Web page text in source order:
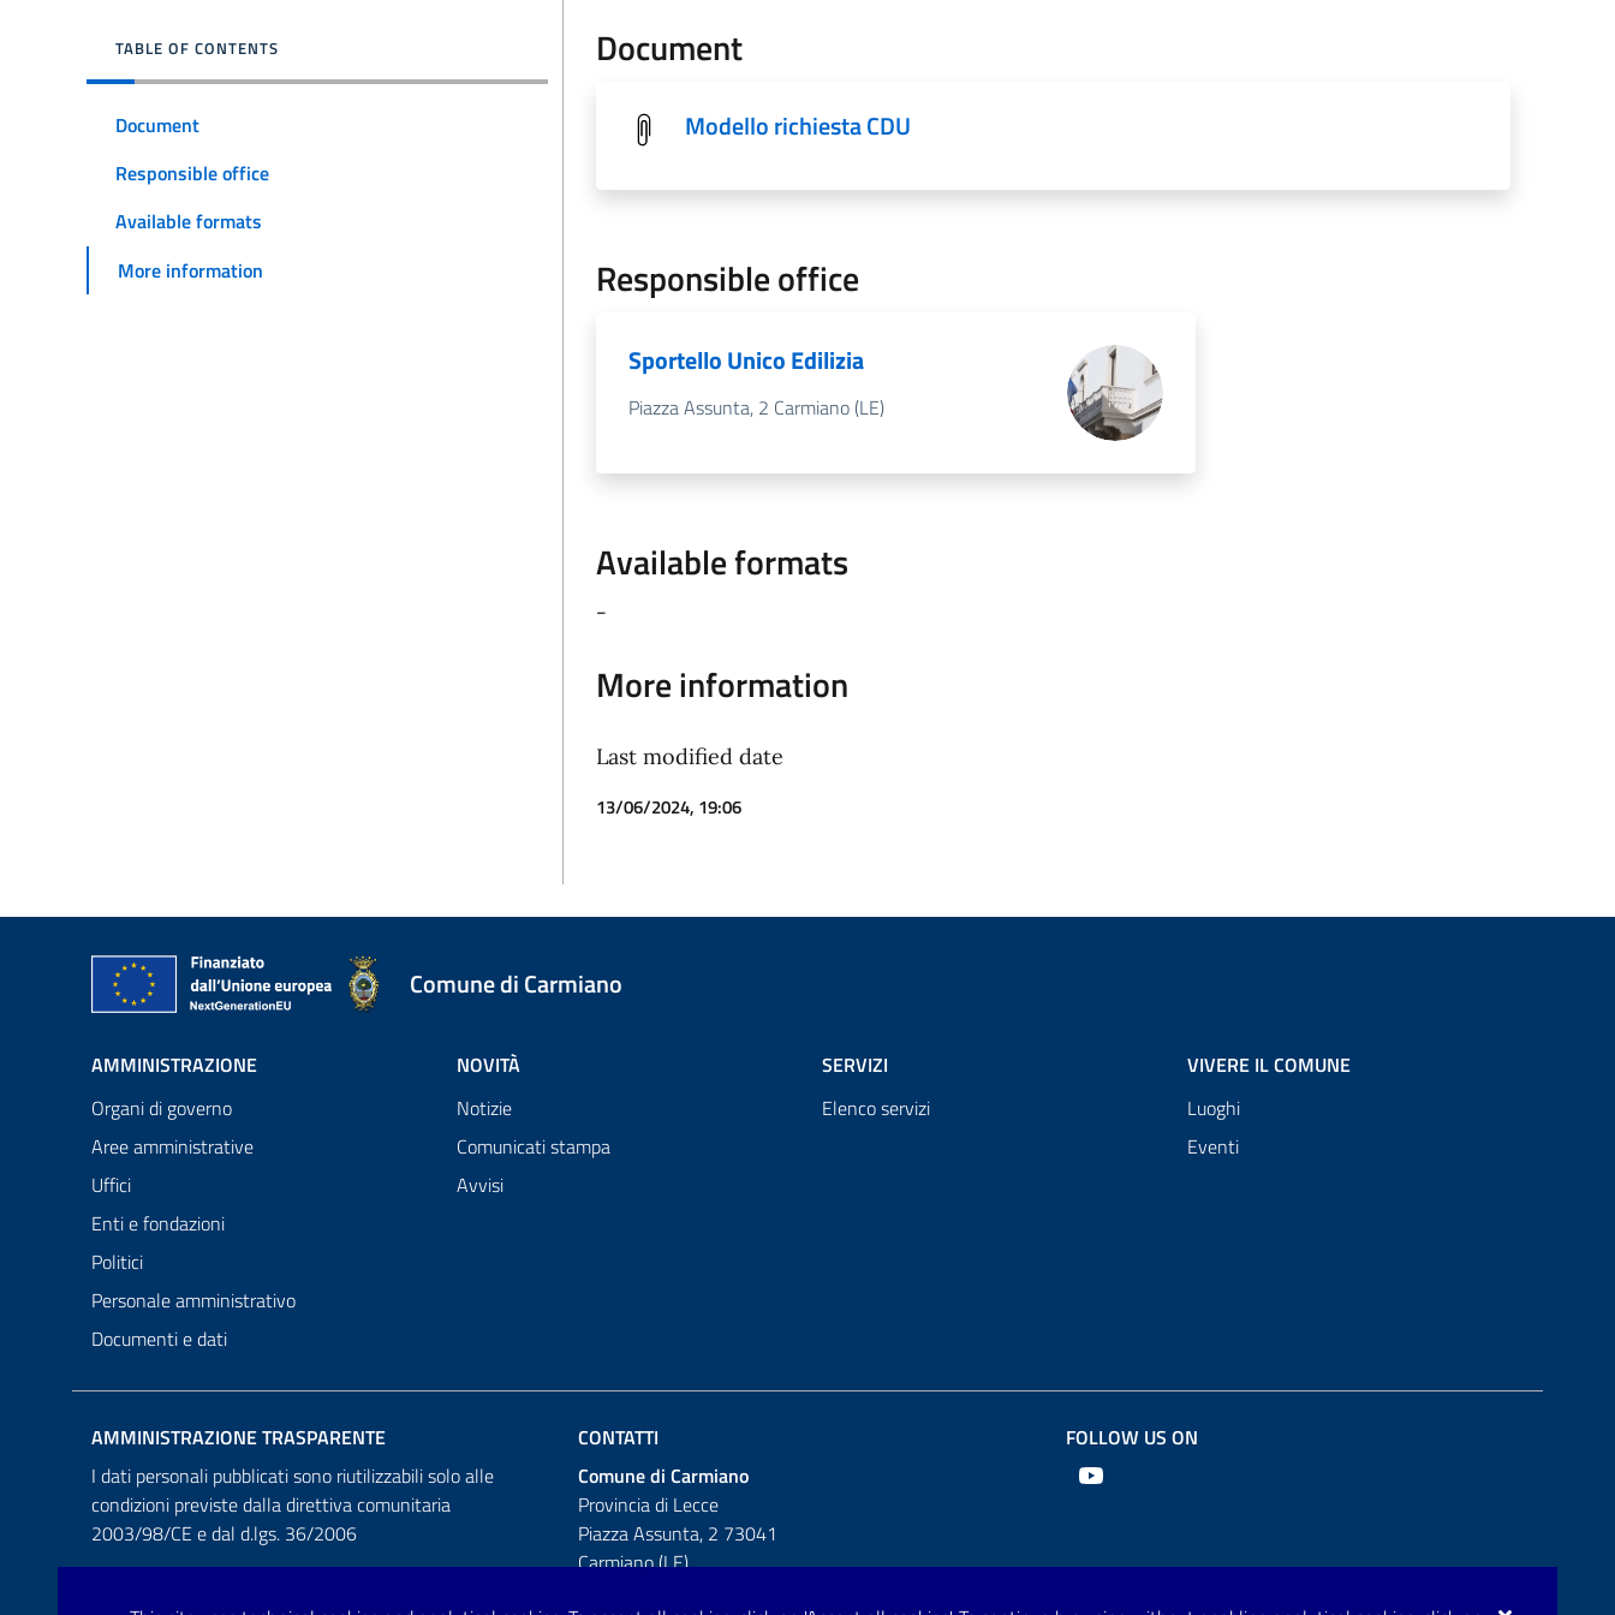
TABLE OF CONTENTS
Document
Responsible office
Available formats
More information
Document
Modello richiesta CDU
Responsible office
Sportello Unico Edilizia
Piazza Assunta, 2 Carmiano (LE)
Available formats
-
More information
Last modified date
13/06/2024, 19:06
Comune di Carmiano
AMMINISTRAZIONE
Organi di governo
Aree amministrative
Uffici
Enti e fondazioni
Politici
Personale amministrativo
Documenti e dati
NOVITÀ
Notizie
Comunicati stampa
Avvisi
SERVIZI
Elenco servizi
VIVERE IL COMUNE
Luoghi
Eventi
AMMINISTRAZIONE TRASPARENTE
I dati personali pubblicati sono riutilizzabili solo alle
condizioni previste dalla direttiva comunitaria
2003/98/CE e dal d.lgs. 36/2006
CONTATTI
Comune di Carmiano
Provincia di Lecce
Piazza Assunta, 2 73041
Carmiano (LE)
FOLLOW US ON